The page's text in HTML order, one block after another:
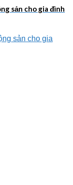
sản cho gia đình
sản cho gia